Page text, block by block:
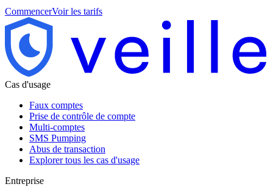
CommencerVoir les tarifs
Cas d'usage
Faux comptes
Prise de contrôle de compte
Multi-comptes
SMS Pumping
Abus de transaction
Explorer tous les cas d'usage
Entreprise